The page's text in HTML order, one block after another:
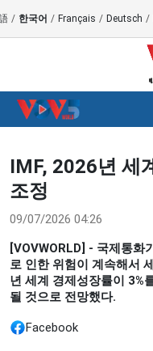
/ 한국어 / Français / Deutsch /
IMF, 2026년 세
조정
09/07/2026 04:26
[VOVWORLD] - 국제통
로 인한 위험이 계속해서
년 세계 경제성장률이 3%
될 것으로 전망했다.
Facebook